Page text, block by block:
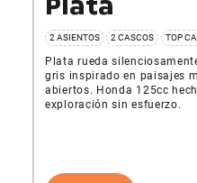
2 ASIENTOS 2 CASCOS TOP
Plata rueda
gris inspirado en paisajes
abiertos. Honda 125cc
exploración sin esfuerzo.